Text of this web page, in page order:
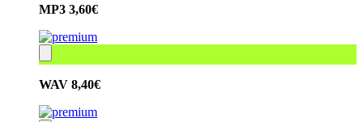
MP3 3,60€
WAV 8,40€